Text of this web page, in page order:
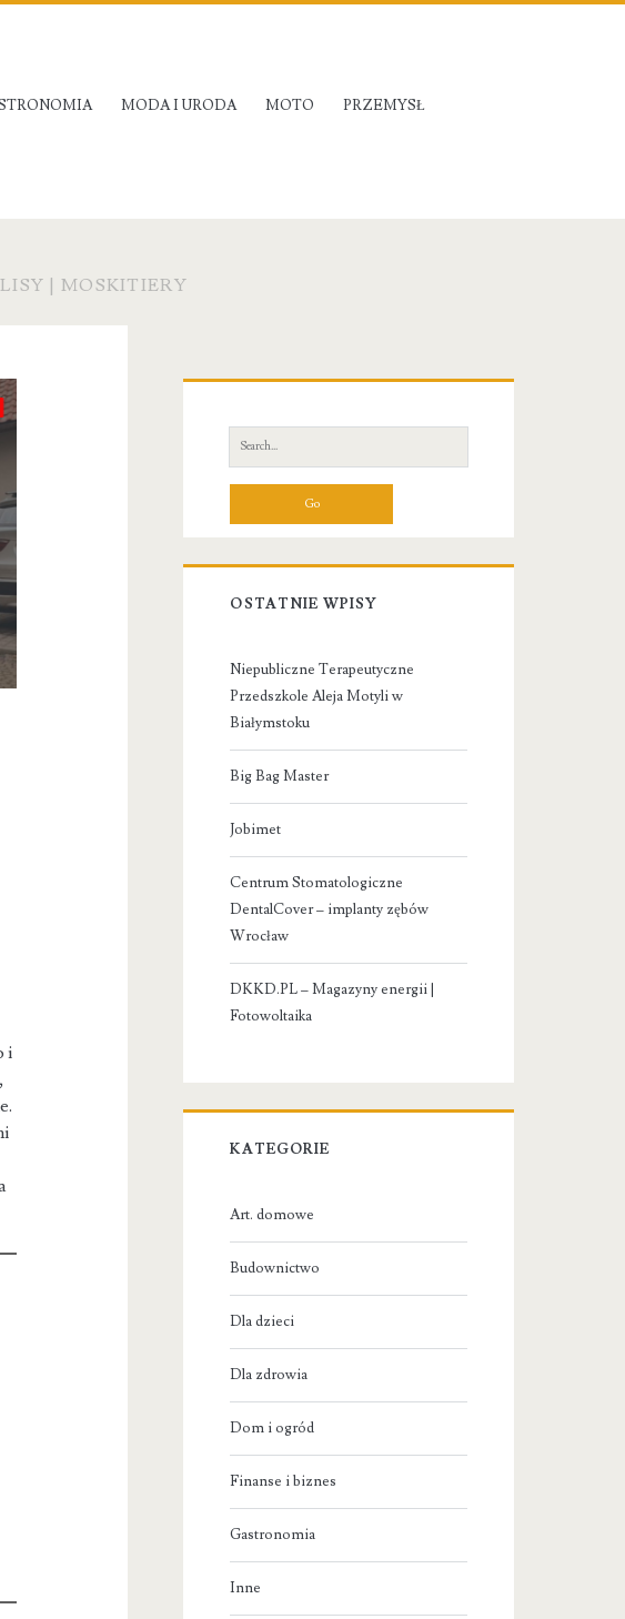
MODA I URODA MOTO PRZEMYSŁ
| MOSKITIERY
i
Sidebar
Search
for:
OSTATNIE WPISY
Niepubliczne Terapeutyczne
Przedszkole Aleja Motyli w
Białymstoku
Big Bag Master
Jobimet
Centrum Stomatologiczne
DentalCover – implanty zębów
Wrocław
DKKD.PL – Magazyny energii |
Fotowoltaika
KATEGORIE
Art. domowe
Budownictwo
Dla dzieci
Dla zdrowia
Dom i ogród
Finanse i biznes
Gastronomia
Inne